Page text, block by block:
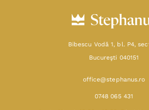
Bibescu Vodă 1, bl. P4,
Bucureşti 040151
office@stephanus.ro
0748 065 431